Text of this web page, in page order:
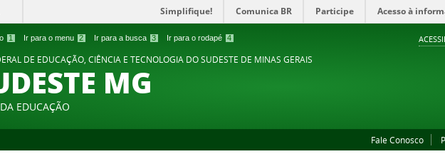
1 Ir para o menu 2 Ir para a busca 3 Ir para o rodapé 4
Simplifique! Comunica BR Participe Acesso à
DE EDUCAÇÃO, CIÊNCIA E TECNOLOGIA DO SUDESTE DE MINAS GERAIS
MG
EDUCAÇÃO
Fale Conosco